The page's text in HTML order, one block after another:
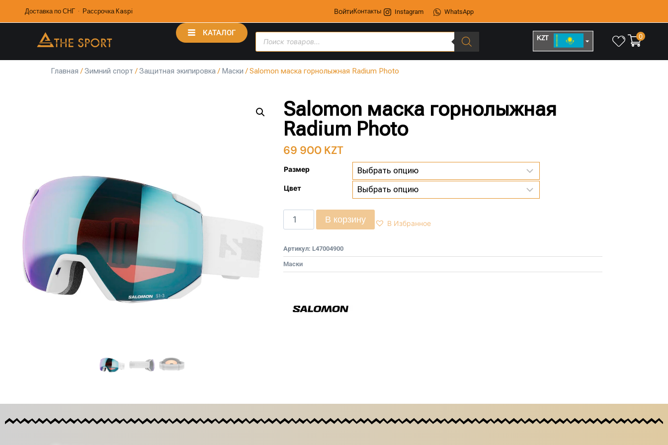
Доставка по СНГ · Рассрочка Kaspi ВойтиКонтакты Instagram WhatsApp
КАТАЛОГ
KZT 0
Главная /Зимний спорт /Защитная экипировка/ Маски / Salomon маска горнолыжная Radium Photo
Salomon маска горнолыжная
Radium Photo
69 900 KZT
Размер
Цвет
В корзину В Избранное
Артикул: L47004900
Маски